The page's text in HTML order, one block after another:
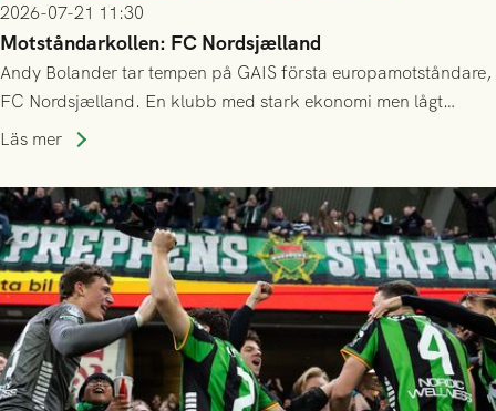
2026-07-21 11:30
Motståndarkollen: FC Nordsjælland
Andy Bolander tar tempen på GAIS första europamotståndare,
FC Nordsjælland. En klubb med stark ekonomi men lågt
publiksnitt, ett lag med både kollektiv styrka och individuell
Läs mer